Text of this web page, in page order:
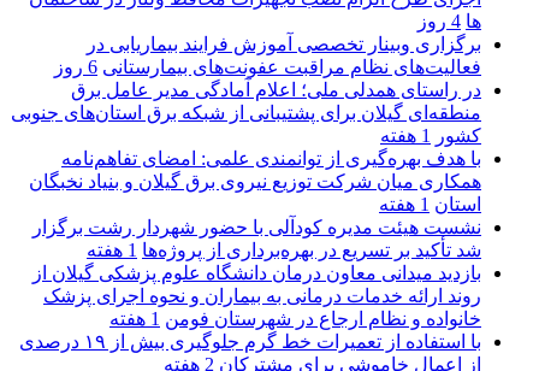
ها 4 روز
برگزاری وبینار تخصصی آموزش فرایند بیماریابی در
فعالیت‌های نظام مراقبت عفونت‌های بیمارستانی 6 روز
در راستای همدلی ملی؛ اعلام آمادگی مدیر عامل برق
منطقه‌ای گیلان برای پشتیبانی از شبكه برق استان‌های جنوبی
كشور
1 هفته
با هدف بهره‌گیری از توانمندی علمی: امضای تفاهم‌نامه
همكاری میان شركت توزیع نیروی برق گیلان و بنیاد نخبگان
استان 1 هفته
نشست هیئت مدیره کودآلی با حضور شهردار رشت برگزار
شد تأکید بر تسریع در بهره‌برداری از پروژه‌ها 1 هفته
بازدید میدانی معاون درمان دانشگاه علوم پزشکی گیلان از
روند ارائه خدمات درمانی به بیماران و نحوه اجرای پزشک
خانواده و نظام ارجاع در شهرستان فومن 1 هفته
با استفاده از تعمیرات خط گرم جلوگیری بیش از ۱۹ درصدی
از اعمال خاموشی برای مشتركان 2 هفته